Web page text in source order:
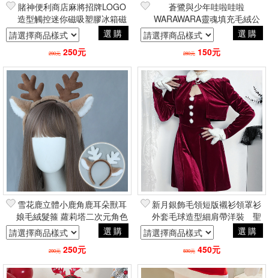
賭神便利商店麻將招牌LOGO
造型觸控迷你磁吸塑膠冰箱磁
鐵 聖誕節交換禮物居家療癒周
邊
選購
290元 250元
蒼鷺與少年哇啦哇啦
WARAWARA靈魂填充毛絨公
仔娃娃吊飾 二次元動畫交換禮
物居家療癒周邊
選購
280元 150元
雪花鹿立體小鹿角鹿耳朵獸耳
娘毛絨髮箍 蘿莉塔二次元角色
扮演Cosplay聖誕節選購
290元 250元
新月銀飾毛領短版襯衫領罩衫
外套毛球造型細肩帶洋裝 聖
誕節情人節女朋友哥德蘿莉塔
選購
590元 450元